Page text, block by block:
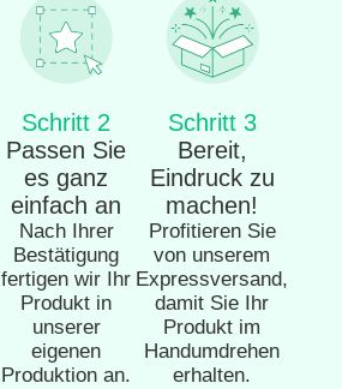
Schritt 2
Passen Sie
es ganz
einfach an
Nach Ihrer
Bestätigung
fertigen wir Ihr
Produkt in
unserer
eigenen
Produktion an.
Schritt 3
Bereit,
Eindruck zu
machen!
Profitieren Sie
von unserem
Expressversand,
damit Sie Ihr
Produkt im
Handumdrehen
erhalten.